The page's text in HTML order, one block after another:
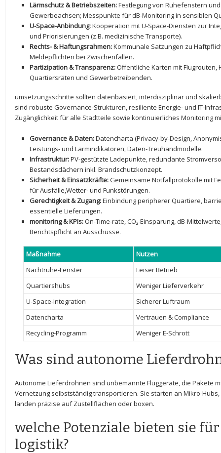
Lärmschutz & Betriebszeiten:‍Festlegung‌ von Ruhefenstern
Gewerbeachsen; Messpunkte‍ für dB-Monitoring in sensiblen
U-Space-Anbindung:Kooperation mit U-Space-Diensten zur
und‍ Priorisierungen (z.B. medizinische Transporte).
Rechts-​ &⁣ Haftungsrahmen:Kommunale Satzungen zu
Meldepflichten⁤ bei‍ Zwischenfällen.
Partizipation & Transparenz:Öffentliche Karten mit Flugrouten,
Quartiersräten​ und ‌Gewerbetreibenden.
umsetzungsschritte‍ sollten datenbasiert, ⁢interdisziplinär und
sind robuste⁤ Governance-Strukturen, resiliente Energie- und IT-
Zugänglichkeit für alle Stadtteile sowie ​kontinuierliches Monitoring
Governance ​& Daten:Datencharta (Privacy-by-Design,‍
Leistungs- und Lärmindikatoren, Daten-Treuhandmodelle.
Infrastruktur:PV-gestützte‍ Ladepunkte, redundante
Bestandsdächern inkl. Brandschutzkonzept.
Sicherheit & Einsatzkräfte:Gemeinsame Notfallprotokolle mit
für ⁣Ausfälle,Wetter- ‌und Funkstörungen.
Gerechtigkeit & Zugang:⁤Einbindung peripherer ⁣Quartiere,
essentielle Lieferungen.
monitoring & KPIs:On-Time-rate, ‌CO₂-Einsparung, ⁢dB-
Berichtspflicht an Ausschüsse.
Maßnahme
Nutzen
Nachtruhe-Fenster
Leiser⁤ Betrieb
Quartiershubs
Weniger⁤ Lieferverkehr
U-Space-Integration
Sicherer Luftraum
Datencharta
Vertrauen ‌& ⁤Compliance
Recycling-Programm
Weniger E‑Schrott
Was sind autonome⁢
Autonome Lieferdrohnen ​sind unbemannte Fluggeräte,⁤ die Pakete
Vernetzung ​selbstständig transportieren. Sie​ starten an Mikro-
landen präzise​ auf Zustellflächen oder boxen.
welche Potenziale bieten ⁣sie
logistik?